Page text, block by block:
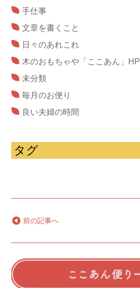
手仕事
文章を書くこと
日々のあれこれ
木のおもちゃや「ここあん」HP
未分類
毎月のお便り
良い夫婦の時間
タグ
← 前の記事へ